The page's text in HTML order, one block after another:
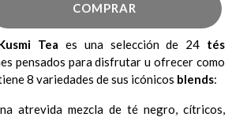
COMPRAR
Tea es una selección de 24 tés
pensados para disfrutar u ofrecer como
8 variedades de sus icónicos blends:
atrevida mezcla de té negro, cítricos,